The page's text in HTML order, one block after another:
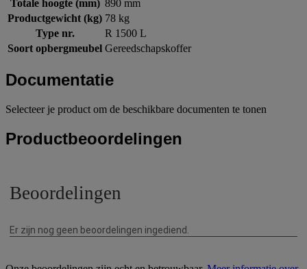
Totale hoogte (mm) 890 mm
Productgewicht (kg) 78 kg
Type nr.
R 1500 L
Soort opbergmeubel Gereedschapskoffer
Documentatie
Selecteer je product om de beschikbare documenten te tonen
Productbeoordelingen